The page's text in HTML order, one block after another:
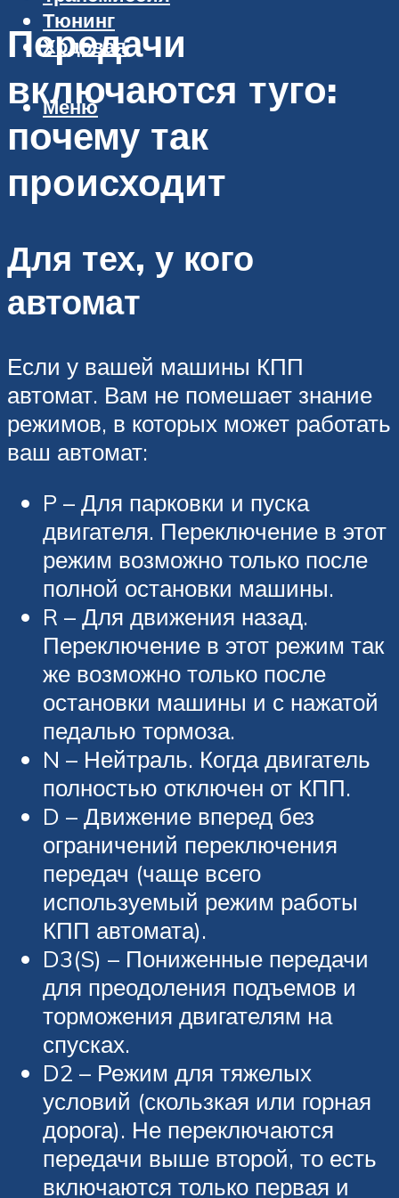
Тюнинг
Ходовая
Меню
Передачи
включаются туго:
почему так
происходит
Для тех, у кого
автомат
Если у вашей машины КПП
автомат. Вам не помешает знание
режимов, в которых может работать
ваш автомат:
P – Для парковки и пуска
двигателя. Переключение в этот
режим возможно только после
полной остановки машины.
R – Для движения назад.
Переключение в этот режим так
же возможно только после
остановки машины и с нажатой
педалью тормоза.
N – Нейтраль. Когда двигатель
полностью отключен от КПП.
D – Движение вперед без
ограничений переключения
передач (чаще всего
используемый режим работы
КПП автомата).
D3(S) – Пониженные передачи
для преодоления подъемов и
торможения двигателям на
спусках.
D2 – Режим для тяжелых
условий (скользкая или горная
дорога). Не переключаются
передачи выше второй, то есть
включаются только первая и